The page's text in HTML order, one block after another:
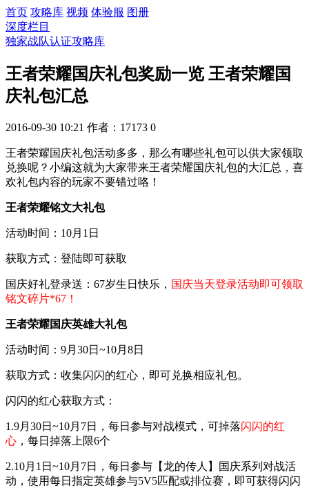
首页 攻略库 视频 体验服 图册
深度栏目
独家战队认证攻略库
王者荣耀国庆礼包奖励一览 王者荣耀国
庆礼包汇总
2016-09-30 10:21 作者：17173 0
王者荣耀国庆礼包活动多多，那么有哪些礼包可以供大家领取
兑换呢？小编这就为大家带来王者荣耀国庆礼包的大汇总，喜
欢礼包内容的玩家不要错过咯！
王者荣耀铭文大礼包
活动时间：10月1日
获取方式：登陆即可获取
国庆好礼登录送：67岁生日快乐， 国庆当天登录活动即可领取
铭文碎片*67！
王者荣耀国庆英雄大礼包
活动时间：9月30日~10月8日
获取方式：收集闪闪的红心，即可兑换相应礼包。
闪闪的红心获取方式：
1.9月30日~10月7日，每日参与对战模式，可掉落闪闪的红
心 ，每日掉落上限6个
2.10月1日~10月7日，每日参与【龙的传人】国庆系列对战活
动，使用每日指定英雄参与5V5匹配或排位赛，即可获得闪闪